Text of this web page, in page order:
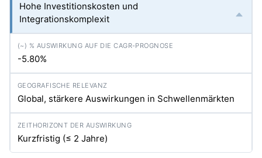
Hohe Investitionskosten und
Integrationskomplexit
-5.80%
Global, stärkere Auswirkungen in Schwellenmärkten
Kurzfristig (≤ 2 Jahre)